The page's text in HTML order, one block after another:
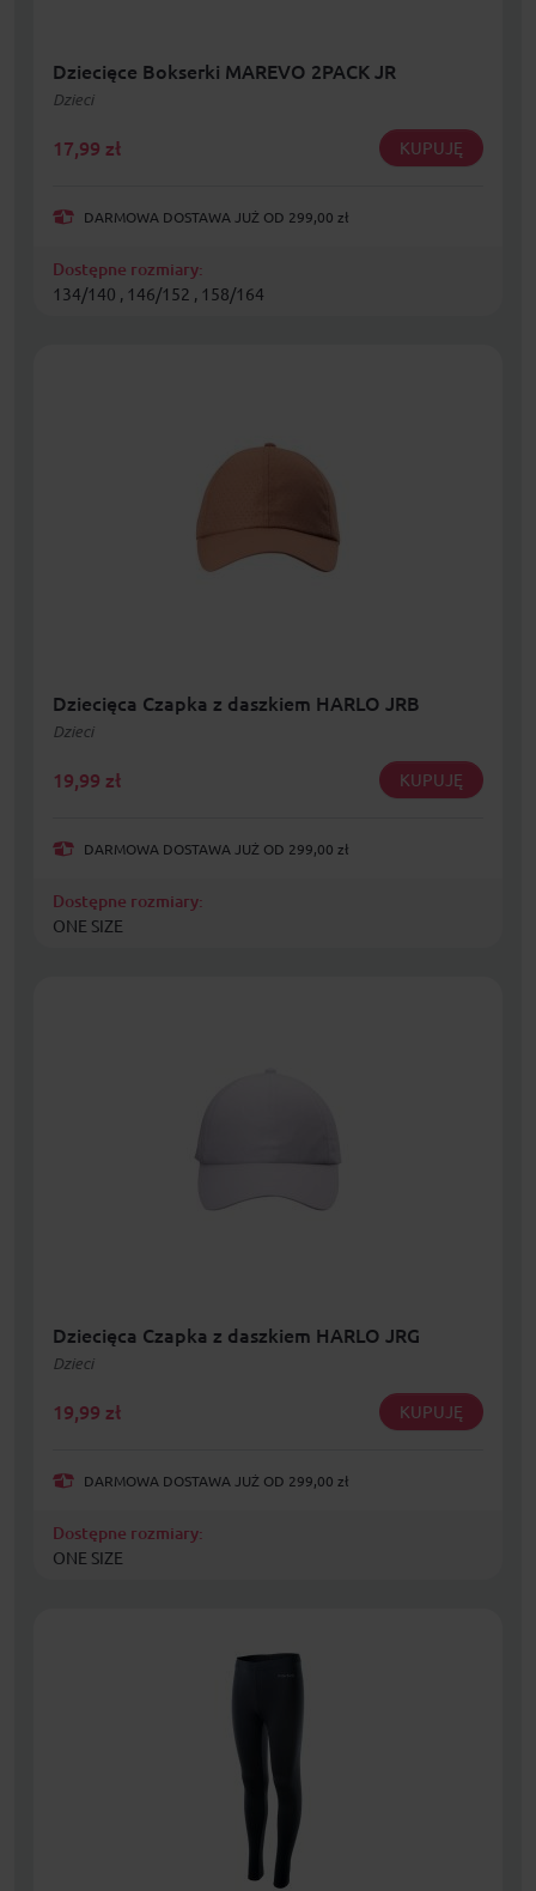
Dziecięce Bokserki MAREVO 2PACK JR
Dzieci
17,99 zł KUPUJĘ
DARMOWA DOSTAWA JUŻ OD 299,00 zł
Dostępne rozmiary:
134/140 , 146/152 , 158/164
Dziecięca Czapka z daszkiem HARLO JRB
Dzieci
19,99 zł KUPUJĘ
DARMOWA DOSTAWA JUŻ OD 299,00 zł
Dostępne rozmiary:
ONE SIZE
Dziecięca Czapka z daszkiem HARLO JRG
Dzieci
19,99 zł KUPUJĘ
DARMOWA DOSTAWA JUŻ OD 299,00 zł
Dostępne rozmiary:
ONE SIZE